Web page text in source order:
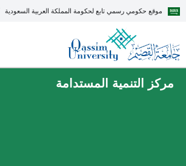
موقع حكومي رسمي تابع لحكومة المملكة العربية السعودية
مركز التنمية المستدامة